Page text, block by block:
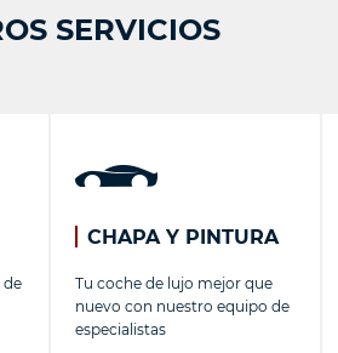
SERVICIOS
de
CHAPA Y PINTURA
Tu coche de lujo mejor que
nuevo con nuestro equipo de
especialistas